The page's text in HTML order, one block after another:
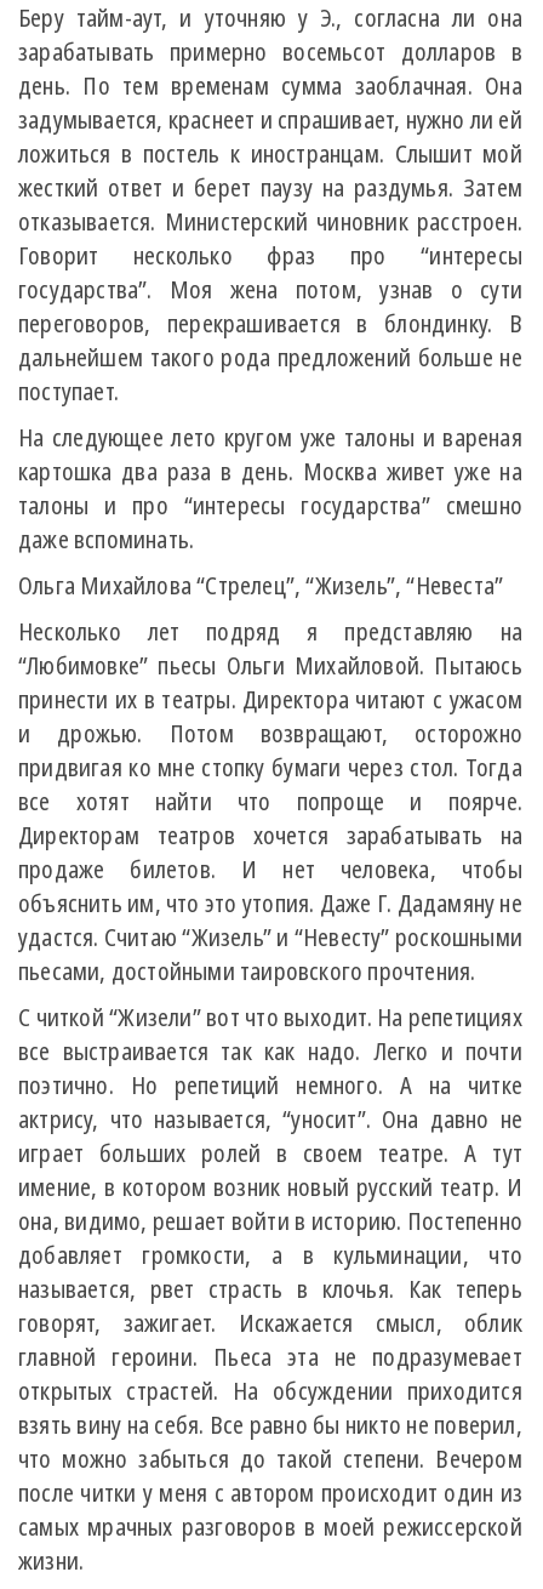
Беру тайм-аут, и уточняю у Э., согласна ли она
зарабатывать примерно восемьсот долларов в
день. По тем временам сумма заоблачная. Она
задумывается, краснеет и спрашивает, нужно ли ей
ложиться в постель к иностранцам. Слышит мой
жесткий ответ и берет паузу на раздумья. Затем
отказывается. Министерский чиновник расстроен.
Говорит несколько фраз про “интересы
государства”. Моя жена потом, узнав о сути
переговоров, перекрашивается в блондинку. В
дальнейшем такого рода предложений больше не
поступает.
На следующее лето кругом уже талоны и вареная
картошка два раза в день. Москва живет уже на
талоны и про “интересы государства” смешно
даже вспоминать.
Ольга Михайлова “Стрелец”, “Жизель”, “Невеста”
Несколько лет подряд я представляю на
“Любимовке” пьесы Ольги Михайловой. Пытаюсь
принести их в театры. Директора читают с ужасом
и дрожью. Потом возвращают, осторожно
придвигая ко мне стопку бумаги через стол. Тогда
все хотят найти что попроще и поярче.
Директорам театров хочется зарабатывать на
продаже билетов. И нет человека, чтобы
объяснить им, что это утопия. Даже Г. Дадамяну не
удастся. Считаю “Жизель” и “Невесту” роскошными
пьесами, достойными таировского прочтения.
С читкой “Жизели” вот что выходит. На репетициях
все выстраивается так как надо. Легко и почти
поэтично. Но репетиций немного. А на читке
актрису, что называется, “уносит”. Она давно не
играет больших ролей в своем театре. А тут
имение, в котором возник новый русский театр. И
она, видимо, решает войти в историю. Постепенно
добавляет громкости, а в кульминации, что
называется, рвет страсть в клочья. Как теперь
говорят, зажигает. Искажается смысл, облик
главной героини. Пьеса эта не подразумевает
открытых страстей. На обсуждении приходится
взять вину на себя. Все равно бы никто не поверил,
что можно забыться до такой степени. Вечером
после читки у меня с автором происходит один из
самых мрачных разговоров в моей режиссерской
жизни.